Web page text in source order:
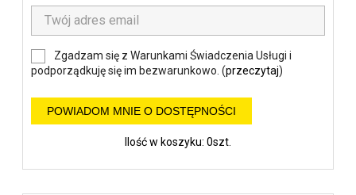
Zgadzam się z Warunkami Świadczenia Usługi i
podporządkuję się im bezwarunkowo. (przeczytaj)
POWIADOM MNIE O DOSTĘPNOŚCI
Ilość w koszyku: 0szt.